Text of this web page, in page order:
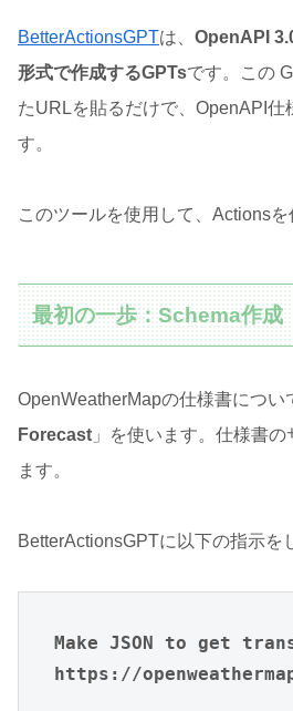
BetterActionsGPTは、 OpenAPI
形式で作成するGPTsです。この
たURLを貼るだけで、OpenAPI仕
す。
このツールを使用して、Actionsを
最初の一歩：Schema作成
OpenWeatherMapの仕様書につい
Forecast 」を使います。仕様書の
ます。
BetterActionsGPTに以下の指示を
https://